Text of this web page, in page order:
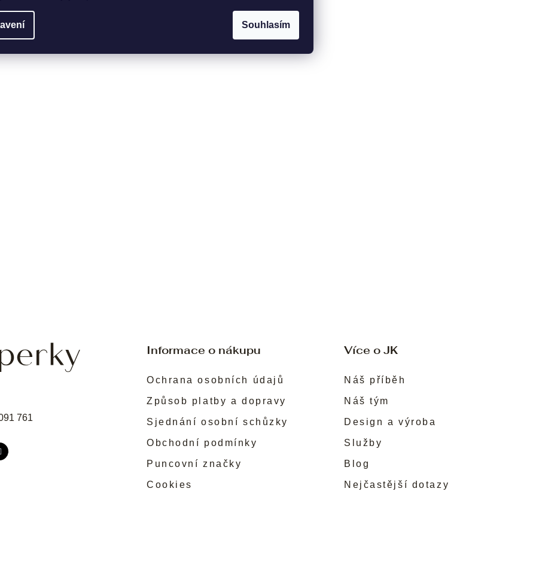
Souhlasím
Informace o nákupu
Ochrana osobních údajů
Způsob platby a dopravy
Sjednání osobní schůzky
Obchodní podmínky
Puncovní značky
Cookies
Více o JK
Náš příběh
Náš tým
Design a výroba
Služby
Blog
Nejčastější dotazy
761